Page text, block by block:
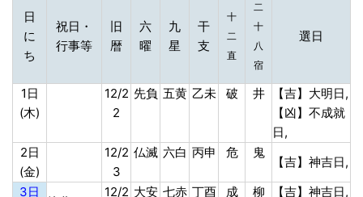
日
に
ち
祝日・
行事等
旧
暦
六
曜
九
星
干
支
十
二
直
二
十
八
宿
選日
1日
(木)
12/2
2
先負 五黄 乙未 破 井
【吉】大明日,
【凶】不成就
日,
2日
(金)
12/2
3
仏滅 六白 丙申 危 鬼
【吉】神吉日,
3日
12/2 大安 七赤 丁酉 成 柳 【吉】神吉日,